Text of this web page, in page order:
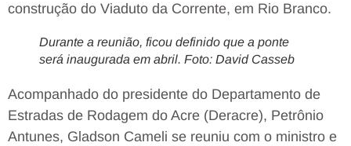
construção do Viaduto da Corrente, em Rio Branco.
Durante a reunião, ficou definido que a ponte
será inaugurada em abril. Foto: David Casseb
Acompanhado do presidente do Departamento de
Estradas de Rodagem do Acre (Deracre), Petrônio
Antunes, Gladson Cameli se reuniu com o ministro e